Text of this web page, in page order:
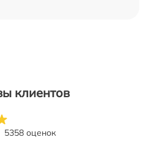
клиентов
5358 оценок